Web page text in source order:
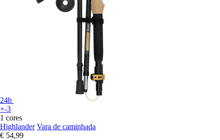
24h
+-3
1 cores
Highlander Vara de caminhada
€ 54,99